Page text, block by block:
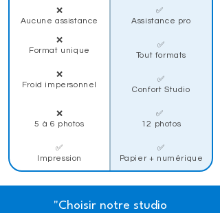
❌
Aucune assistance
✅
Assistance pro
❌
Format unique
✅
Tout formats
❌
Froid impersonnel
✅
Confort Studio
❌
5 à 6 photos
✅
12 photos
✅
Impression
✅
Papier + numérique
"Choisir notre studio